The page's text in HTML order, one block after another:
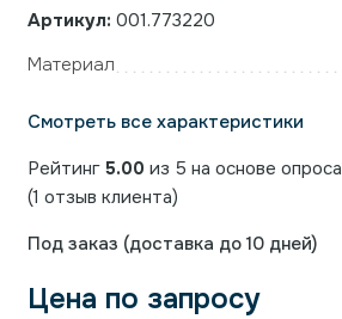
Артикул: 001.773220
Материал
Смотреть все характеристики
Рейтинг 5.00 из 5 на основе опроса
(1 отзыв клиента)
Под заказ (доставка до 10 дней)
Цена по запросу